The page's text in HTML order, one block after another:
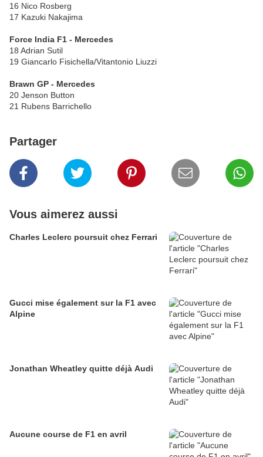
16 Nico Rosberg
17 Kazuki Nakajima
Force India F1 - Mercedes
18 Adrian Sutil
19 Giancarlo Fisichella/Vitantonio Liuzzi
Brawn GP - Mercedes
20 Jenson Button
21 Rubens Barrichello
Partager
Vous aimerez aussi
Charles Leclerc poursuit chez Ferrari
Gucci mise également sur la F1 avec
Alpine
Jonathan Wheatley quitte déjà Audi
Aucune course de F1 en avril